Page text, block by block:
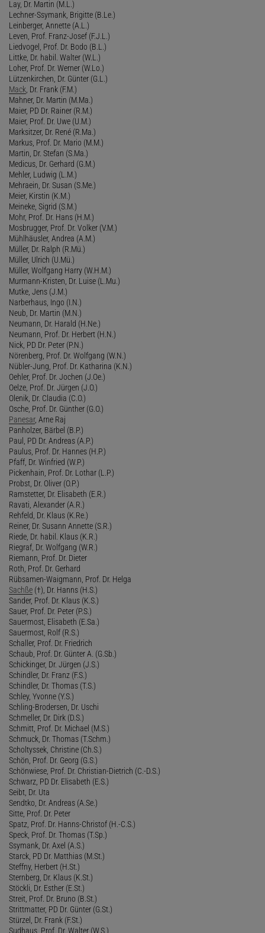
Lay, Dr. Martin (M.L.)
Lechner-Ssymank, Brigitte (B.Le.)
Leinberger, Annette (A.L.)
Leven, Prof. Franz-Josef (F.J.L.)
Liedvogel, Prof. Dr. Bodo (B.L.)
Littke, Dr. habil. Walter (W.L.)
Loher, Prof. Dr. Werner (W.Lo.)
Lützenkirchen, Dr. Günter (G.L.)
Mack , Dr. Frank (F.M.)
Mahner, Dr. Martin (M.Ma.)
Maier, PD Dr. Rainer (R.M.)
Maier, Prof. Dr. Uwe (U.M.)
Marksitzer, Dr. René (R.Ma.)
Markus, Prof. Dr. Mario (M.M.)
Martin, Dr. Stefan (S.Ma.)
Medicus, Dr. Gerhard (G.M.)
Mehler, Ludwig (L.M.)
Mehraein, Dr. Susan (S.Me.)
Meier, Kirstin (K.M.)
Meineke, Sigrid (S.M.)
Mohr, Prof. Dr. Hans (H.M.)
Mosbrugger, Prof. Dr. Volker (V.M.)
Mühlhäusler, Andrea (A.M.)
Müller, Dr. Ralph (R.Mü.)
Müller, Ulrich (U.Mü.)
Müller, Wolfgang Harry (W.H.M.)
Murmann-Kristen, Dr. Luise (L.Mu.)
Mutke, Jens (J.M.)
Narberhaus, Ingo (I.N.)
Neub, Dr. Martin (M.N.)
Neumann, Dr. Harald (H.Ne.)
Neumann, Prof. Dr. Herbert (H.N.)
Nick, PD Dr. Peter (P.N.)
Nörenberg, Prof. Dr. Wolfgang (W.N.)
Nübler-Jung, Prof. Dr. Katharina (K.N.)
Oehler, Prof. Dr. Jochen (J.Oe.)
Oelze, Prof. Dr. Jürgen (J.O.)
Olenik, Dr. Claudia (C.O.)
Osche, Prof. Dr. Günther (G.O.)
Panesar, Arne Raj
Panholzer, Bärbel (B.P.)
Paul, PD Dr. Andreas (A.P.)
Paulus, Prof. Dr. Hannes (H.P.)
Pfaff, Dr. Winfried (W.P.)
Pickenhain, Prof. Dr. Lothar (L.P.)
Probst, Dr. Oliver (O.P.)
Ramstetter, Dr. Elisabeth (E.R.)
Ravati, Alexander (A.R.)
Rehfeld, Dr. Klaus (K.Re.)
Reiner, Dr. Susann Annette (S.R.)
Riede, Dr. habil. Klaus (K.R.)
Riegraf, Dr. Wolfgang (W.R.)
Riemann, Prof. Dr. Dieter
Roth, Prof. Dr. Gerhard
Rübsamen-Waigmann, Prof. Dr. Helga
Sachße (†), Dr. Hanns (H.S.)
Sander, Prof. Dr. Klaus (K.S.)
Sauer, Prof. Dr. Peter (P.S.)
Sauermost, Elisabeth (E.Sa.)
Sauermost, Rolf (R.S.)
Schaller, Prof. Dr. Friedrich
Schaub, Prof. Dr. Günter A. (G.Sb.)
Schickinger, Dr. Jürgen (J.S.)
Schindler, Dr. Franz (F.S.)
Schindler, Dr. Thomas (T.S.)
Schley, Yvonne (Y.S.)
Schling-Brodersen, Dr. Uschi
Schmeller, Dr. Dirk (D.S.)
Schmitt, Prof. Dr. Michael (M.S.)
Schmuck, Dr. Thomas (T.Schm.)
Scholtyssek, Christine (Ch.S.)
Schön, Prof. Dr. Georg (G.S.)
Schönwiese, Prof. Dr. Christian-Dietrich (C.-D.S.)
Schwarz, PD Dr. Elisabeth (E.S.)
Seibt, Dr. Uta
Sendtko, Dr. Andreas (A.Se.)
Sitte, Prof. Dr. Peter
Spatz, Prof. Dr. Hanns-Christof (H.-C.S.)
Speck, Prof. Dr. Thomas (T.Sp.)
Ssymank, Dr. Axel (A.S.)
Starck, PD Dr. Matthias (M.St.)
Steffny, Herbert (H.St.)
Sternberg, Dr. Klaus (K.St.)
Stöckli, Dr. Esther (E.St.)
Streit, Prof. Dr. Bruno (B.St.)
Strittmatter, PD Dr. Günter (G.St.)
Stürzel, Dr. Frank (F.St.)
Sudhaus, Prof. Dr. Walter (W.S.)